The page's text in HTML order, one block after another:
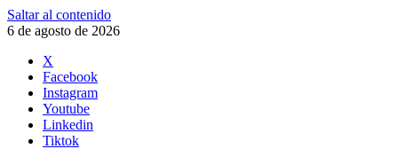
Saltar al contenido
6 de agosto de 2026
X
Facebook
Instagram
Youtube
Linkedin
Tiktok